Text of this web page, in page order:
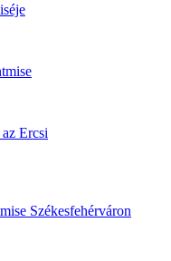
az Ercsi
Székesfehérváron